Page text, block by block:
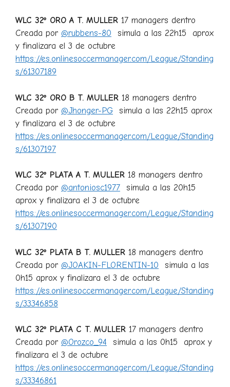
WLC 32º ORO A T. MULLER 17 managers dentro
Creada por @rubbens-80 simula a las 22h15 aprox
y finalizara el 3 de octubre
https://es.onlinesoccermanager.com/League/Standing
s/61307189
WLC 32º ORO B T. MULLER 18 managers dentro
Creada por @Jhonger-PG simula a las 22h15 aprox
y finalizara el 3 de octubre
https://es.onlinesoccermanager.com/League/Standing
s/61307197
WLC 32º PLATA A T. MULLER 18 managers dentro
Creada por @antoniosc1977 simula a las 20h15
aprox y finalizara el 3 de octubre
https://es.onlinesoccermanager.com/League/Standing
s/61307190
WLC 32º PLATA B T. MULLER 18 managers dentro
Creada por @JOAKIN-FLORENTIN-10 simula a las
0h15 aprox y finalizara el 3 de octubre
https://es.onlinesoccermanager.com/League/Standing
s/33346858
WLC 32º PLATA C T. MULLER 17 managers dentro
Creada por @Orozco_94 simula a las 0h15 aprox y
finalizara el 3 de octubre
https://es.onlinesoccermanager.com/League/Standing
s/33346861